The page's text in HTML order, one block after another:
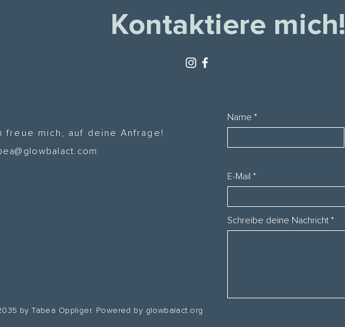
Kontaktiere mich!
freue mich, auf deine Anfrage!
by Tabea Oppliger. Powered by glowbalact.org
Name
E-Mail
Schreibe deine Nachricht